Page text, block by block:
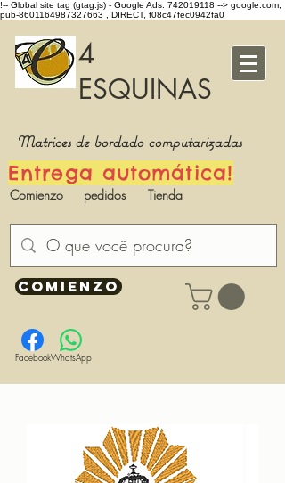
!-- Global site tag (gtag.js) - Google Ads: 742019118 --> google.com,
pub-8601164987327663 , DIRECT, f08c47fec0942fa0
4
ESQUINAS
Matrices de bordado computarizadas
Entrega automática!
Comienzo pedidos Tienda
COMIENZO
FacebookWhatsApp